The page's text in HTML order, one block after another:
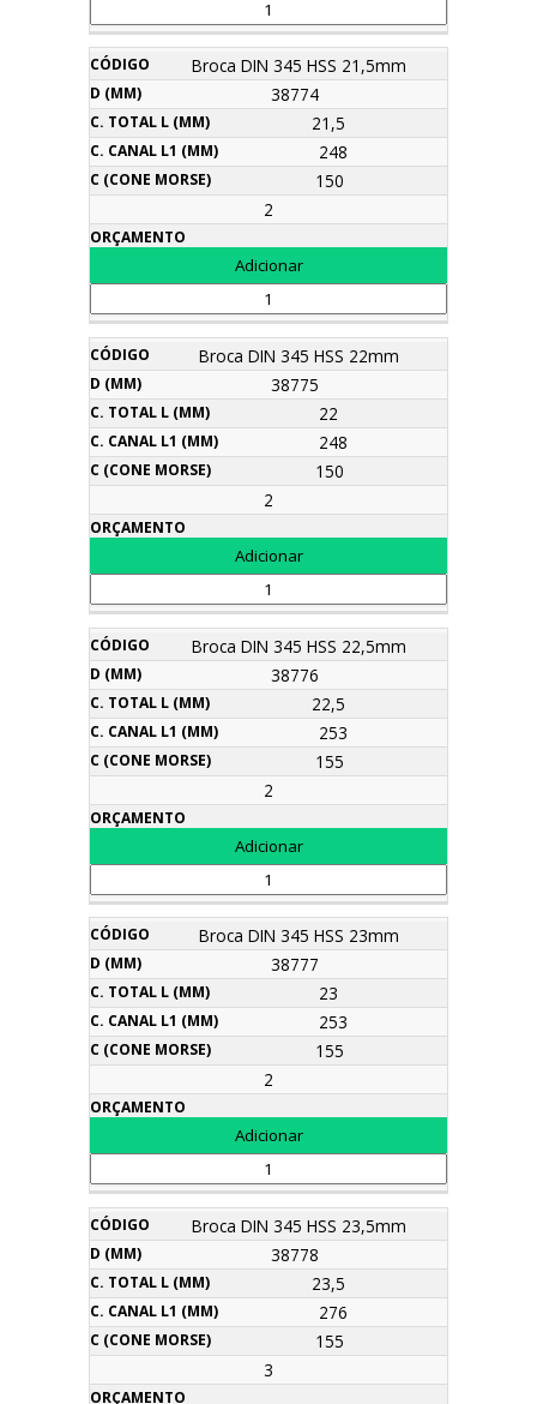
Broca DIN 345 HSS 21,5mm
38774
21,5
248
150
2
Broca DIN 345 HSS 22mm
38775
22
248
150
2
Broca DIN 345 HSS 22,5mm
38776
22,5
253
155
2
Broca DIN 345 HSS 23mm
38777
23
253
155
2
Broca DIN 345 HSS 23,5mm
38778
23,5
276
155
3